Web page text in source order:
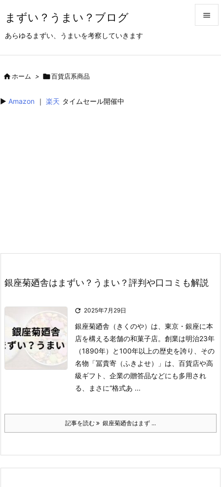
まずい？うまい？ブログ
あらゆるまずい、うまいを考察していきます

ホーム > 百貨店系商品
▶︎ Amazon ｜ 楽天 タイムセール開催中
銀座菊廼舎はまずい？うまい？評判や口コミも解説
 2025年7月29日
銀座菊廼舎（きくのや）は、東京・銀座に本
店を構える老舗の和菓子店。 創業は明治23年
（1890年）と100年以上の歴史を誇り、その
名物「冨貴寄（ふきよせ）」は、百貨店や高
級ギフト、企業の贈答品などにも多用され
る、まさに“格式あ ...
記事を読む 銀座菊廼舎はまず ...